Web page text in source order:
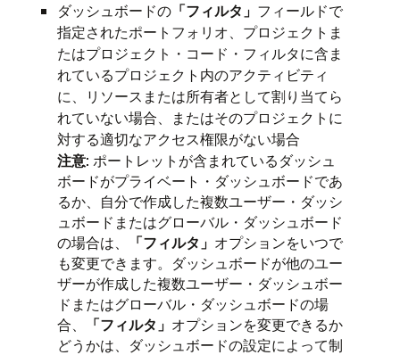
ダッシュボードの 「フィルタ」 フィールドで
指定されたポートフォリオ、プロジェクトま
たはプロジェクト・コード・フィルタに含ま
れているプロジェクト内のアクティビティ
に、リソースまたは所有者として割り当てら
れていない場合、またはそのプロジェクトに
対する適切なアクセス権限がない場合
注意: ポートレットが含まれているダッシュ
ボードがプライベート・ダッシュボードであ
るか、自分で作成した複数ユーザー・ダッシ
ュボードまたはグローバル・ダッシュボード
の場合は、
「フィルタ」 オプションをいつで
も変更できます。ダッシュボードが他のユー
ザーが作成した複数ユーザー・ダッシュボー
ドまたはグローバル・ダッシュボードの場
合、
「フィルタ」 オプションを変更できるか
どうかは、ダッシュボードの設定によって制